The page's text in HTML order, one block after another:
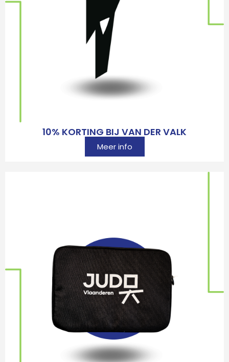
10% KORTING BIJ VAN DER VALK
Meer info